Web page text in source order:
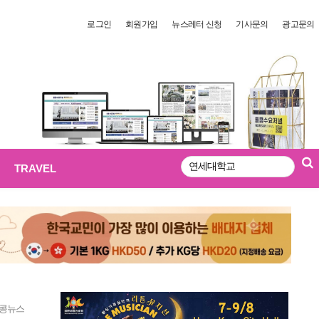
로그인 회원가입 뉴스레터 신청 기사문의 광고문의
TRAVEL
검
뉴스